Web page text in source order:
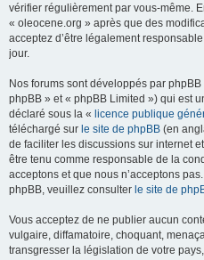
vérifier régulièrement par vous-même.
« oleocene.org » après que des
acceptez d’être légalement
jour.
Nos forums sont développés par
phpBB » et « phpBB Limited ») qui est
déclaré sous la « licence publique
téléchargé sur le site de phpBB (en
de faciliter les discussions sur internet
être tenu comme responsable de la
acceptons et que nous n’acceptons
phpBB, veuillez consulter le site de
Vous acceptez de ne publier aucun
vulgaire, diffamatoire, choquant,
transgresser la législation de votre